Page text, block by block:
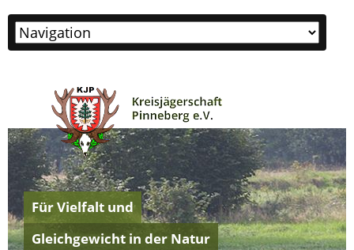
Zielseite
Für Vielfalt und
Gleichgewicht in der Natur